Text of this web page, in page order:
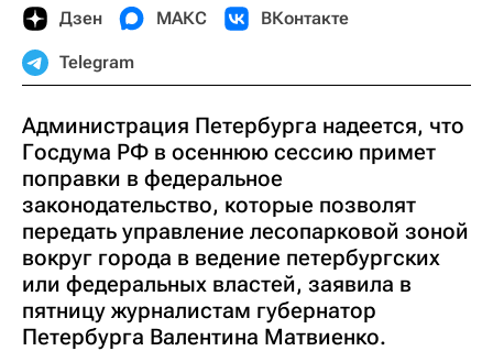
Дзен МАКС ВКонтакте
Telegram
Администрация Петербурга надеется, что
Госдума РФ в осеннюю сессию примет
поправки в федеральное
законодательство, которые позволят
передать управление лесопарковой зоной
вокруг города в ведение петербургских
или федеральных властей, заявила в
пятницу журналистам губернатор
Петербурга Валентина Матвиенко.